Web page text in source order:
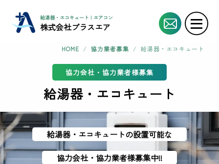
給湯器・エコキュート | エアコン工事協力業者・協力会社様募集!!
株式会社プラスエア
HOME / 協力業者募集 / 給湯器・エコキュート
協力会社・協力業者様募集
給湯器・エコキュート
給湯器・エコキュートの設置可能な
協力会社・協力業者様募集中!!